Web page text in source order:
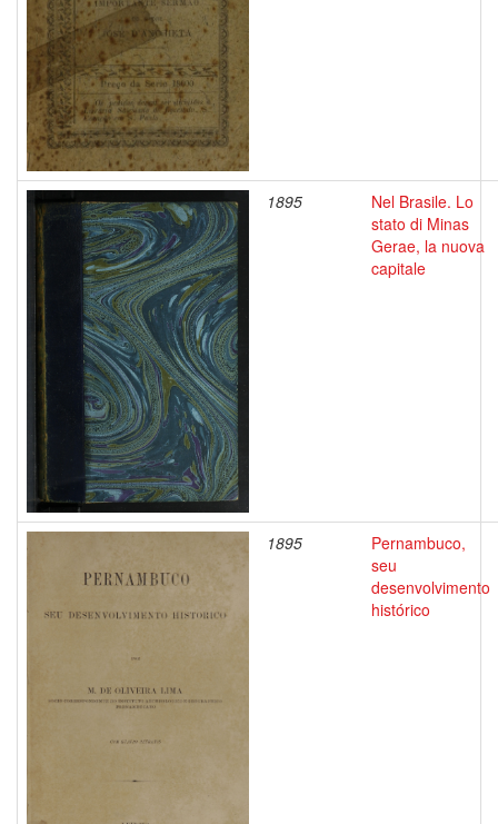
1895
Nel Brasile. Lo
stato di Minas
Gerae, la nuova
capitale
1895
Pernambuco,
seu
desenvolvimento
histórico